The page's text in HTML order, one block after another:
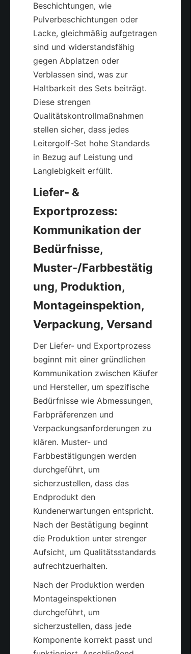
Beschichtungen, wie
Pulverbeschichtungen oder
Lacke, gleichmäßig aufgetragen
sind und widerstandsfähig
gegen Abplatzen oder
Verblassen sind, was zur
Haltbarkeit des Sets beiträgt.
Diese strengen
Qualitätskontrollmaßnahmen
stellen sicher, dass jedes
Leitergolf-Set hohe Standards
in Bezug auf Leistung und
Liefer- &
Exportprozess:
Kommunikation der
Bedürfnisse,
Muster-/Farbbestätig
ung, Produktion,
Montageinspektion,
Der Liefer- und Exportprozess
beginnt mit einer gründlichen
Kommunikation zwischen Käufer
und Hersteller, um spezifische
Bedürfnisse wie Abmessungen,
Farbpräferenzen und
Verpackungsanforderungen zu
klären. Muster- und
Farbbestätigungen werden
durchgeführt, um
sicherzustellen, dass das
Endprodukt den
Kundenerwartungen entspricht.
Nach der Bestätigung beginnt
die Produktion unter strenger
Aufsicht, um Qualitätsstandards
Nach der Produktion werden
Montageinspektionen
durchgeführt, um
sicherzustellen, dass jede
Komponente korrekt passt und